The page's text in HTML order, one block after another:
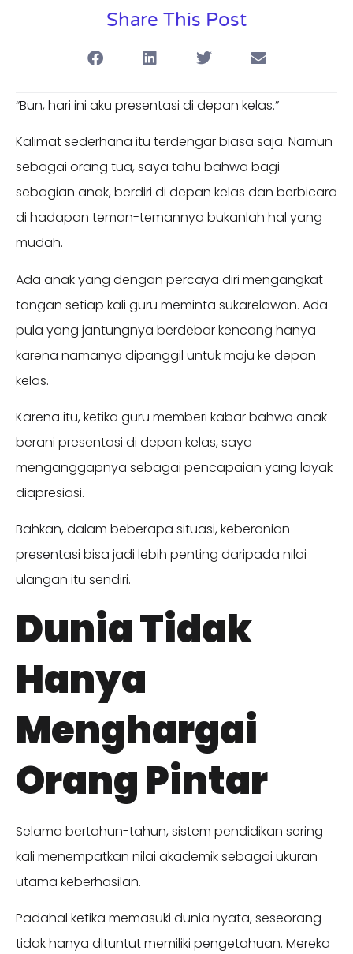
Share This Post
“Bun, hari ini aku presentasi di depan kelas.”
Kalimat sederhana itu terdengar biasa saja. Namun
sebagai orang tua, saya tahu bahwa bagi
sebagian anak, berdiri di depan kelas dan berbicara
di hadapan teman-temannya bukanlah hal yang
mudah.
Ada anak yang dengan percaya diri mengangkat
tangan setiap kali guru meminta sukarelawan. Ada
pula yang jantungnya berdebar kencang hanya
karena namanya dipanggil untuk maju ke depan
kelas.
Karena itu, ketika guru memberi kabar bahwa anak
berani presentasi di depan kelas, saya
menganggapnya sebagai pencapaian yang layak
diapresiasi.
Bahkan, dalam beberapa situasi, keberanian
presentasi bisa jadi lebih penting daripada nilai
ulangan itu sendiri.
Dunia Tidak
Hanya
Menghargai
Orang Pintar
Selama bertahun-tahun, sistem pendidikan sering
kali menempatkan nilai akademik sebagai ukuran
utama keberhasilan.
Padahal ketika memasuki dunia nyata, seseorang
tidak hanya dituntut memiliki pengetahuan. Mereka